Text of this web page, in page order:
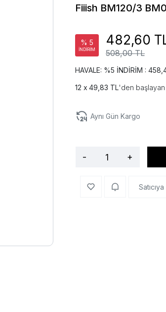
Fiiish BM120/3
% 5
İNDİRİM 508,00 TL
482,60
HAVALE: %5 İNDİRİM :
49,83 TL'den
Aynı Gün Kargo
- +